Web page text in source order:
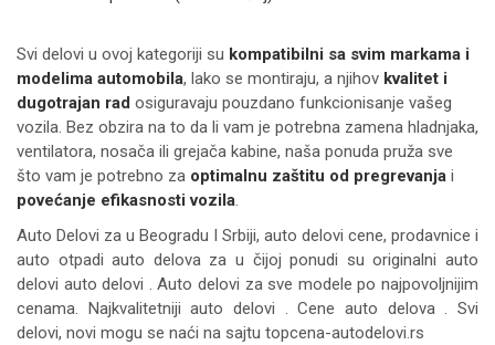
Svi delovi u ovoj kategoriji su kompatibilni sa svim markama i
modelima automobila, lako se montiraju, a njihov kvalitet i
dugotrajan rad osiguravaju pouzdano funkcionisanje vašeg
vozila. Bez obzira na to da li vam je potrebna zamena hladnjaka,
ventilatora, nosača ili grejača kabine, naša ponuda pruža sve
što vam je potrebno za optimalnu zaštitu od pregrevanja i
povećanje efikasnosti vozila.
Auto Delovi za u Beogradu I Srbiji, auto delovi cene, prodavnice i
auto otpadi auto delova za u čijoj ponudi su originalni auto
delovi auto delovi . Auto delovi za sve modele po najpovoljnijim
cenama. Najkvalitetniji auto delovi . Cene auto delova . Svi
delovi, novi mogu se naći na sajtu topcena-autodelovi.rs